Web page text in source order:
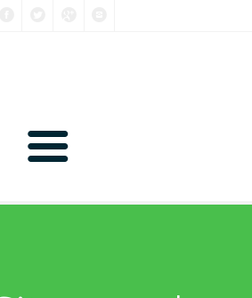
0-9